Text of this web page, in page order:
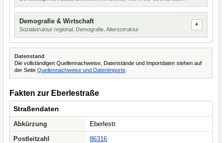
Demografie & Wirtschaft
Sozialstruktur regional, Demografie, Altersstruktur
Datenstand
Die vollständigen Quellennachweise, Datenstände und Importdaten stehen auf
der Seite Quellennachweise und Datenimporte
Fakten zur Eberlestraße
Straßendaten
Abkürzung
Eberlestr.
Postleitzahl
86316